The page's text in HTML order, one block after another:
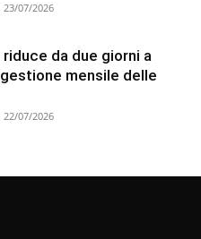
23/07/2026
riduce da due giorni a
mensile delle
22/07/2026